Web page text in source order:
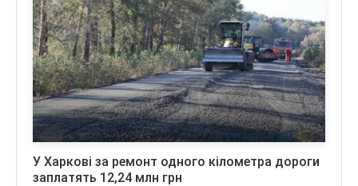
У Харкові за ремонт одного кілометра дороги
заплатять 12,24 млн грн